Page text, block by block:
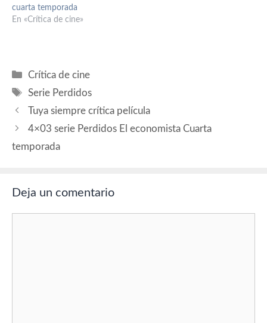
cuarta temporada
En «Crítica de cine»
Categorías
Crítica de cine
Etiquetas
Serie Perdidos
Tuya siempre crítica película
4×03 serie Perdidos El economista Cuarta
temporada
Deja un comentario